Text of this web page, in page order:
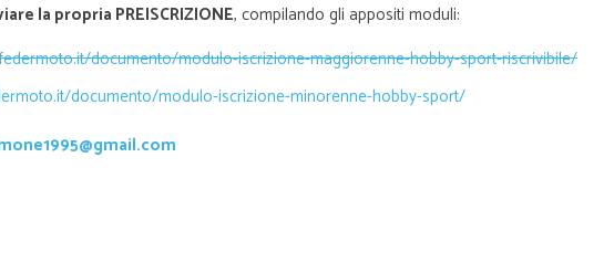
la propria PREISCRIZIONE, compilando gli appositi moduli:
documento/modulo-iscrizione-maggiorenne-hobby-sport-riscrivibile/
documento/modulo-iscrizione-minorenne-hobby-sport/